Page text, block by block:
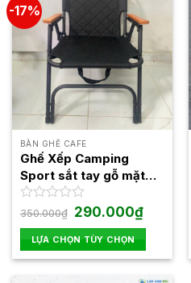
-17%
BÀN GHẾ CAFE
Ghế Xếp Camping
Sport sắt tay gỗ mặt
vải oxford LANP01
Được
hạng
0
5
350.000₫ Giá
gốc
là:
350.000₫.
290.000₫Giá
hiện
tại
là:
290.000₫.
LỰA CHỌN TÙY CHỌN
Sản
phẩm